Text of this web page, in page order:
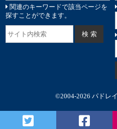
関連のキーワードで該当ページを
探すことができます。
©2004-2026 パドレ